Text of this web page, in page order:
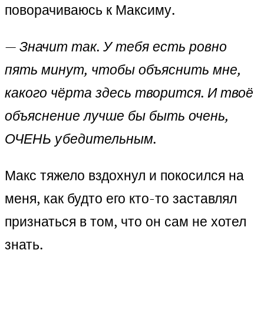
поворачиваюсь к Максиму.
—Значит так. У тебя есть ровно
пять минут, чтобы объяснить мне,
какого чёрта здесь творится. И твоё
объяснение лучше бы быть очень,
ОЧЕНЬ убедительным.
Макс тяжело вздохнул и покосился на
меня, как будто его кто-то заставлял
признаться в том, что он сам не хотел
знать.